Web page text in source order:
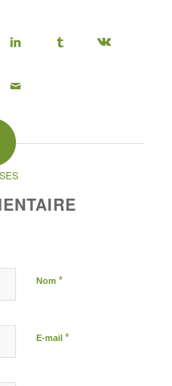
Nom *
E-mail *